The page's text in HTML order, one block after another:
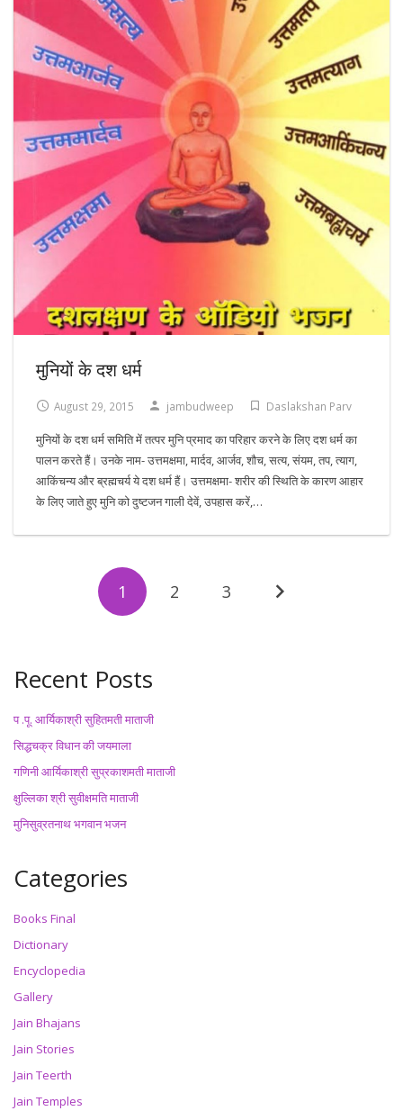
मुनियों के दश धर्म
August 29, 2015 jambudweep Daslakshan Parv
मुनियों के दश धर्म समिति में तत्पर मुनि प्रमाद का परिहार करने के लिए दश धर्म का
पालन करते हैं। उनके नाम- उत्तमक्षमा, मार्दव, आर्जव, शौच, सत्य, संयम, तप, त्याग,
आकिंचन्य और ब्रह्मचर्य ये दश धर्म हैं। उत्तमक्षमा- शरीर की स्थिति के कारण आहार
के लिए जाते हुए मुनि को दुष्टजन गाली देवें, उपहास करें,…
1 2 3
Recent Posts
प .पू. आर्यिकाश्री सुहितमती माताजी
सिद्धचक्र विधान की जयमाला
गणिनी आर्यिकाश्री सुप्रकाशमती माताजी
क्षुल्लिका श्री सुवीक्षमति माताजी
मुनिसुव्रतनाथ भगवान भजन
Categories
Books Final
Dictionary
Encyclopedia
Gallery
Jain Bhajans
Jain Stories
Jain Teerth
Jain Temples